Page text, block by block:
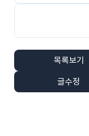
목록보기
글수정